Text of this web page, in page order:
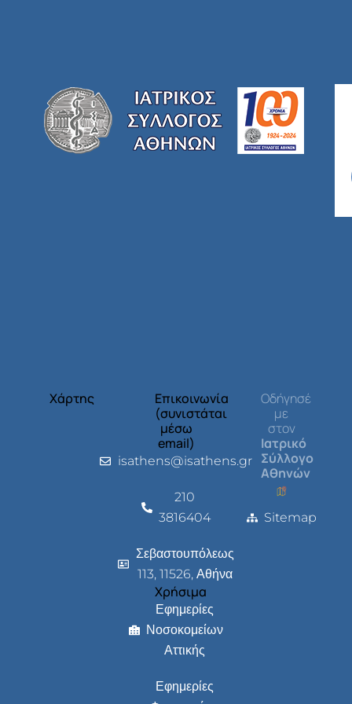
Χάρτης
Επικοινωνία
(συνιστάται
μέσω
email)
isathens@isathens.gr
210
3816404
Σεβαστουπόλεως
113, 11526, Αθήνα
Χρήσιμα
Εφημερίες
Νοσοκομείων
Αττικής
Εφημερίες
Οδήγησέ
με
στον
Ιατρικό
Σύλλογο
Αθηνών
Sitemap